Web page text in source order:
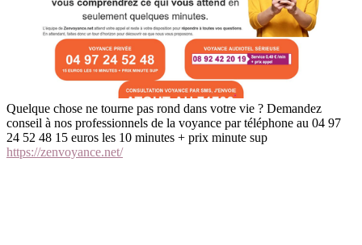
Quelque chose ne tourne pas rond dans votre vie ? Demandez
conseil à nos professionnels de la voyance par téléphone au 04 97
24 52 48 15 euros les 10 minutes + prix minute sup
https://zenvoyance.net/